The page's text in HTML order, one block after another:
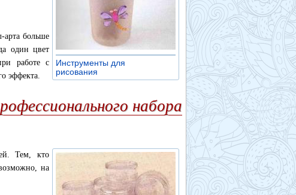
Инструменты для
рисования
арта больше
один цвет
работе с
эффекта.
набора
Тем, кто
на